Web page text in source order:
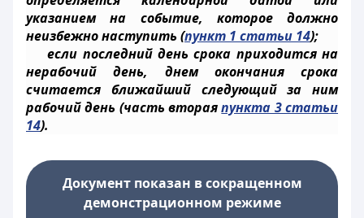
указанием на событие, которое должно
неизбежно наступить (пункт 1 статьи 14);
если последний день срока приходится на
нерабочий день, днем окончания срока
считается ближайший следующий за ним
рабочий день (часть втораяпункта 3 статьи
14).
Документ показан в сокращенном
демонстрационном режиме